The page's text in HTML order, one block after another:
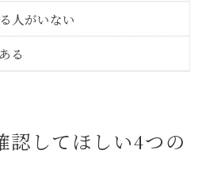
人がいない
る
認してほしい4つの